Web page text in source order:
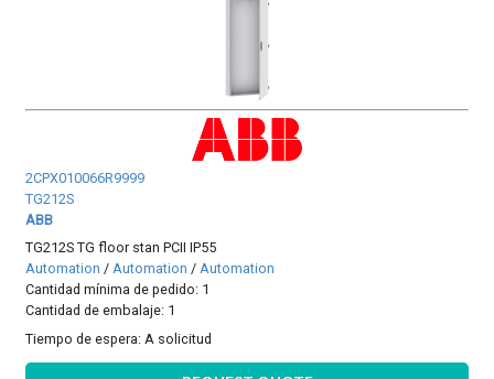
2CPX010066R9999
TG212S
ABB
TG212S TG floor stan PCII IP55
Automation /Automation /Automation
Cantidad mínima de pedido: 1
Cantidad de embalaje: 1
Tiempo de espera: A solicitud